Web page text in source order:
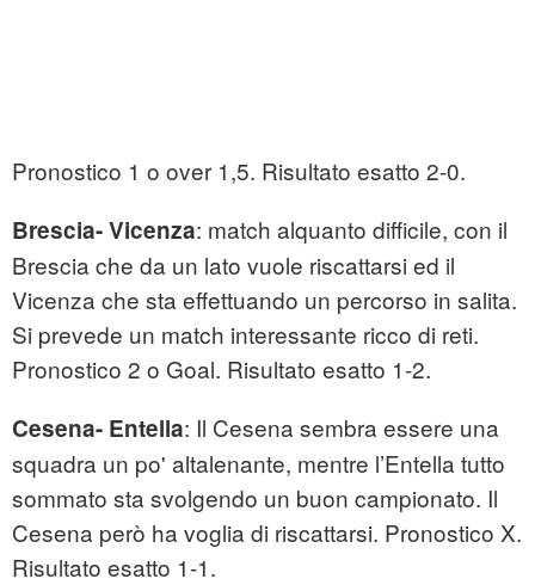
Pronostico 1 o over 1,5. Risultato esatto 2-0.
Brescia- Vicenza: match alquanto difficile, con il
Brescia che da un lato vuole riscattarsi ed il
Vicenza che sta effettuando un percorso in salita.
Si prevede un match interessante ricco di reti.
Pronostico 2 o Goal. Risultato esatto 1-2.
Cesena- Entella: Il Cesena sembra essere una
squadra un po' altalenante, mentre l’Entella tutto
sommato sta svolgendo un buon campionato. Il
Cesena però ha voglia di riscattarsi. Pronostico X.
Risultato esatto 1-1.